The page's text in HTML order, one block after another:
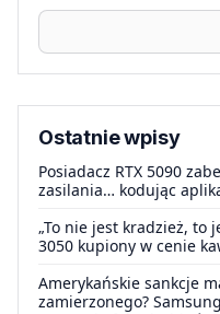
Ostatnie wpisy
Posiadacz RTX 5090
zasilania… kodując
„To nie jest kradzież, to
3050 kupiony w cenie
Amerykańskie sankcje
zamierzonego?